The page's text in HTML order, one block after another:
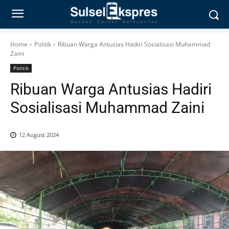
Home Politik
Ribuan Warga Antusias Hadiri Sosialisasi Muhammad
Zaini
Politik
Ribuan Warga Antusias Hadiri
Sosialisasi Muhammad Zaini
12 August 2024